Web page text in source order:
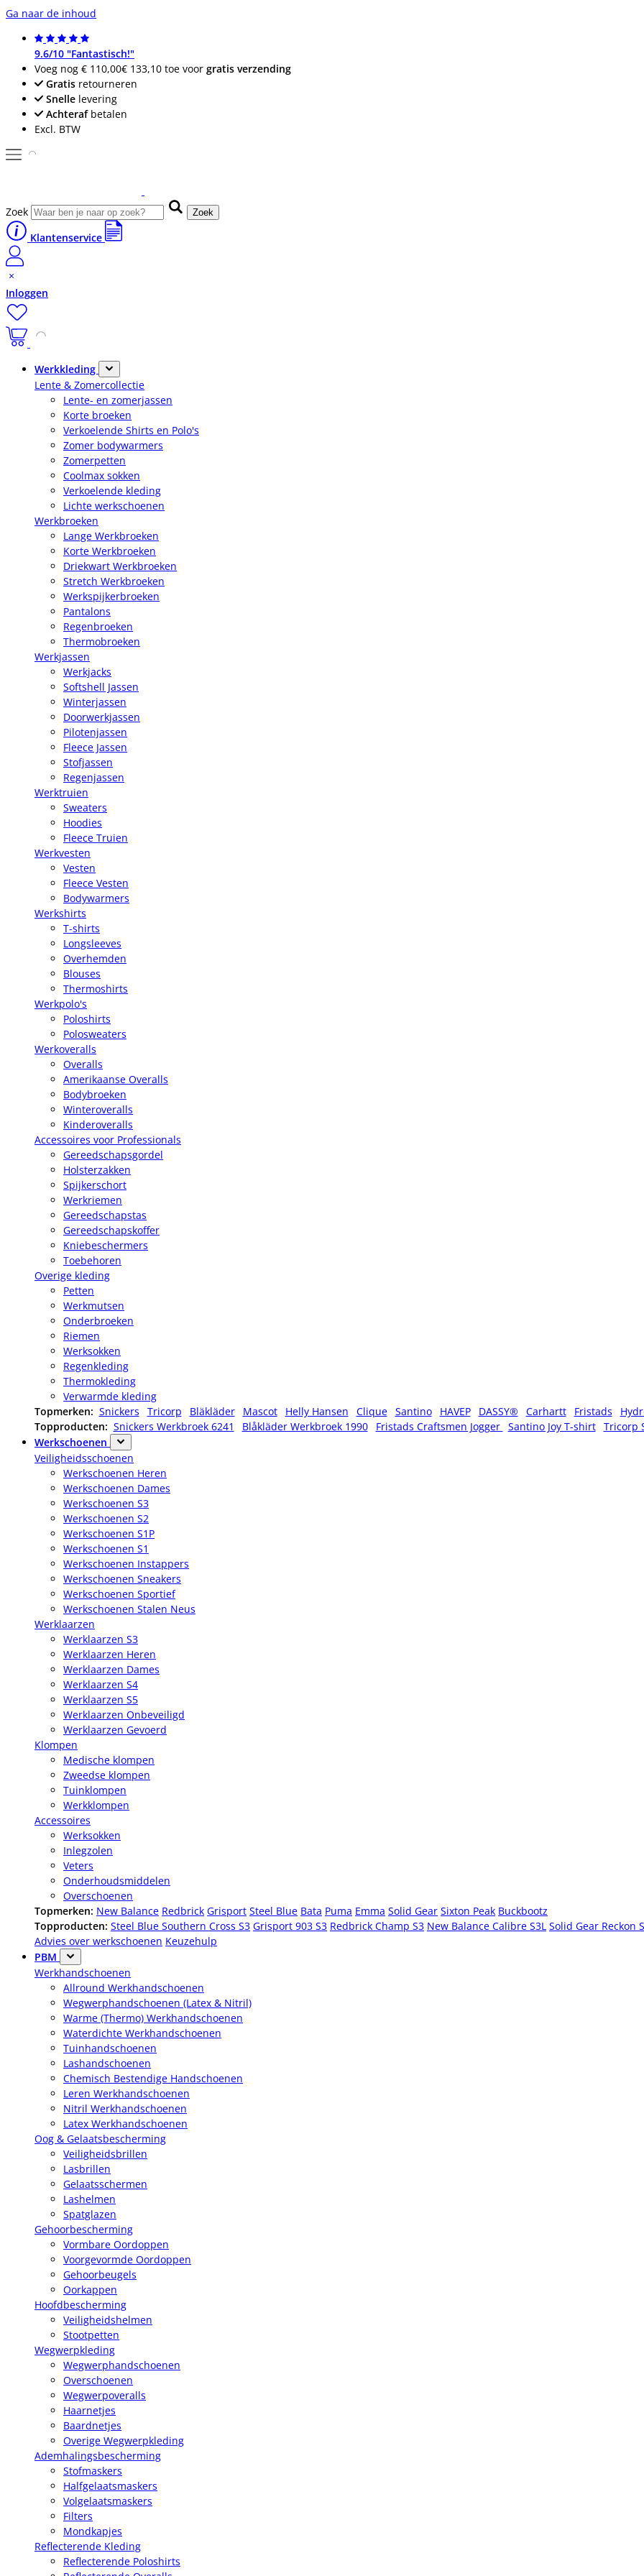
Ga naar de inhoud
9.6/10 "Fantastisch!"
Voeg nog € 110,00€ 133,10 toe voor gratis verzending
Gratis retourneren
Snelle levering
Achterafbetalen
Excl. BTW
Zoek Zoek
Klantenservice
Inloggen
Werkkleding
Lente & Zomercollectie
Lente- en zomerjassen
Korte broeken
Verkoelende Shirts en Polo's
Zomer bodywarmers
Zomerpetten
Coolmax sokken
Verkoelende kleding
Lichte werkschoenen
Werkbroeken
Lange Werkbroeken
Korte Werkbroeken
Driekwart Werkbroeken
Stretch Werkbroeken
Werkspijkerbroeken
Pantalons
Regenbroeken
Thermobroeken
Werkjassen
Werkjacks
Softshell Jassen
Winterjassen
Doorwerkjassen
Pilotenjassen
Fleece Jassen
Stofjassen
Regenjassen
Werktruien
Sweaters
Hoodies
Fleece Truien
Werkvesten
Vesten
Fleece Vesten
Bodywarmers
Werkshirts
T-shirts
Longsleeves
Overhemden
Blouses
Thermoshirts
Werkpolo's
Poloshirts
Polosweaters
Werkoveralls
Overalls
Amerikaanse Overalls
Bodybroeken
Winteroveralls
Kinderoveralls
Accessoires voor Professionals
Gereedschapsgordel
Holsterzakken
Spijkerschort
Werkriemen
Gereedschapstas
Gereedschapskoffer
Kniebeschermers
Toebehoren
Overige kleding
Petten
Werkmutsen
Onderbroeken
Riemen
Werksokken
Regenkleding
Thermokleding
Verwarmde kleding
Topmerken: Snickers Tricorp Bläkläder Mascot Helly Hansen Clique Santino HAVEP DASSY® Carhartt Fristads
Topproducten: Snickers Werkbroek 6241 Blåkläder Werkbroek 1990 Fristads Craftsmen Jogger Santino Joy T-shirt
Tricorp
Werkschoenen
Veiligheidsschoenen
Werkschoenen Heren
Werkschoenen Dames
Werkschoenen S3
Werkschoenen S2
Werkschoenen S1P
Werkschoenen S1
Werkschoenen Instappers
Werkschoenen Sneakers
Werkschoenen Sportief
Werkschoenen Stalen Neus
Werklaarzen
Werklaarzen S3
Werklaarzen Heren
Werklaarzen Dames
Werklaarzen S4
Werklaarzen S5
Werklaarzen Onbeveiligd
Werklaarzen Gevoerd
Klompen
Medische klompen
Zweedse klompen
Tuinklompen
Werkklompen
Accessoires
Werksokken
Inlegzolen
Veters
Onderhoudsmiddelen
Overschoenen
Topmerken: New Balance Redbrick Grisport Steel Blue Bata Puma Emma Solid Gear Sixton Peak Buckbootz
Topproducten: Steel Blue Southern Cross S3 Grisport 903 S3 Redbrick Champ S3 New Balance Calibre S3L Solid Gear Reckon
Advies over werkschoenen Keuzehulp
PBM
Werkhandschoenen
Allround Werkhandschoenen
Wegwerphandschoenen (Latex & Nitril)
Warme (Thermo) Werkhandschoenen
Waterdichte Werkhandschoenen
Tuinhandschoenen
Lashandschoenen
Chemisch Bestendige Handschoenen
Leren Werkhandschoenen
Nitril Werkhandschoenen
Latex Werkhandschoenen
Oog & Gelaatsbescherming
Veiligheidsbrillen
Lasbrillen
Gelaatsschermen
Lashelmen
Spatglazen
Gehoorbescherming
Vormbare Oordoppen
Voorgevormde Oordoppen
Gehoorbeugels
Oorkappen
Hoofdbescherming
Veiligheidshelmen
Stootpetten
Wegwerpkleding
Wegwerphandschoenen
Overschoenen
Wegwerpoveralls
Haarnetjes
Baardnetjes
Overige Wegwerpkleding
Ademhalingsbescherming
Stofmaskers
Halfgelaatsmaskers
Volgelaatsmaskers
Filters
Mondkapjes
Reflecterende Kleding
Reflecterende Poloshirts